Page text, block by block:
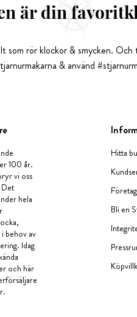
är din
som rör klockor & smycken.
& använd
100 år.
vi oss
hela
behov av
Idag
och här
Hitta
Bli en